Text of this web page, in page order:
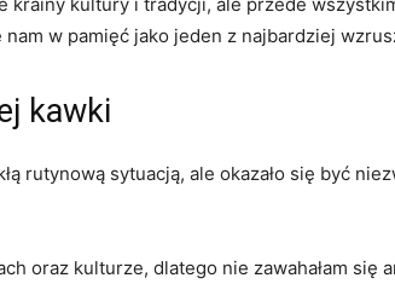
w‌ pamięć jako⁤ jeden⁣ z ‍najbardziej
kawki
‍rutynową sytuacją, ale okazało się być
oraz‍ kulturze,‌ dlatego nie ⁣zawahałam ⁢się